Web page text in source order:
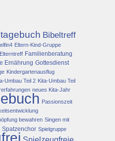
Bibeltreff
Eltern-Kind-Gruppe
Elterntreff Familienberatung
Ernährung Gottesdienst
Kindergartenausflug
Umbau Teil 2 Kita-Umbau Teil
neues Kita-Jahr
Passionszeit
bewahren Singen mit
Spatzenchor Spielgruppe